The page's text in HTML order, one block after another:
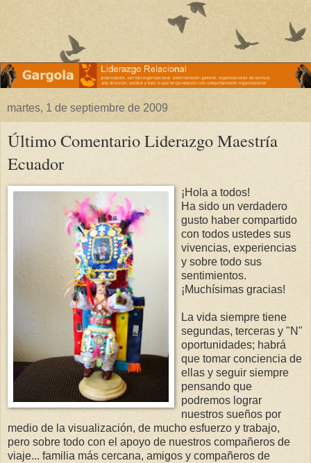
martes, 1 de septiembre de 2009
Último Comentario Liderazgo Maestría
Ecuador
¡Hola a todos!
Ha sido un verdadero
gusto haber compartido
con todos ustedes sus
vivencias, experiencias
y sobre todo sus
sentimientos.
¡Muchísimas gracias!
La vida siempre tiene
segundas, terceras y "N"
oportunidades; habrá
que tomar conciencia de
ellas y seguir siempre
pensando que
podremos lograr
nuestros sueños por
medio de la visualización, de mucho esfuerzo y trabajo,
pero sobre todo con el apoyo de nuestros compañeros de
viaje... familia más cercana, amigos y compañeros de